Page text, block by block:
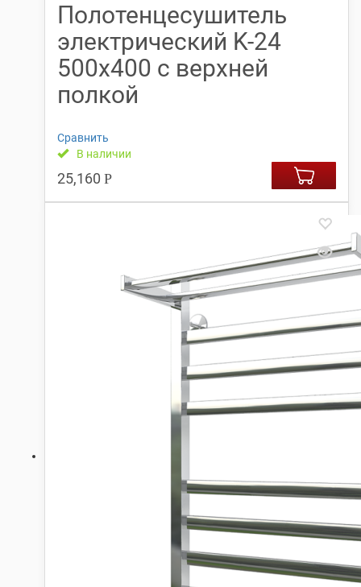
Полотенцесушитель
электрический K-24
500х400 с верхней
полкой
Сравнить
В наличии
25,160 Р